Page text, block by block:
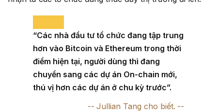
“Các nhà đầu tư tổ chức đang tập trung
hơn vào Bitcoin và Ethereum trong thời
điểm hiện tại, người dùng thì đang
chuyển sang các dự án On-chain mới,
thú vị hơn các dự án ở chu kỳ trước”.
Jullian Tang cho biết.